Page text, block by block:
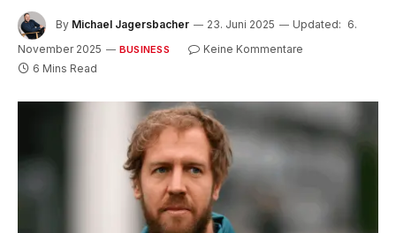
By Michael Jagersbacher 23. Juni 2025 Updated: 6.
November 2025
BUSINESS
Keine Kommentare
6 Mins Read